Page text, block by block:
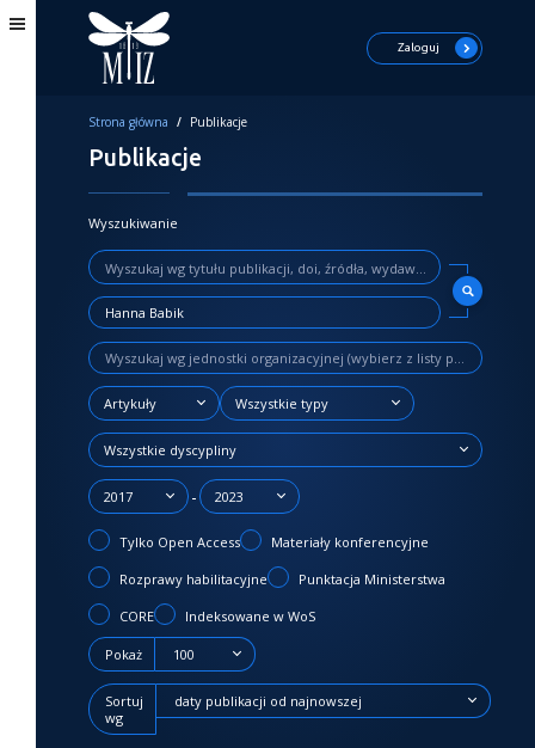
Zaloguj
Strona główna / Publikacje
Publikacje
Wyszukiwanie
Artykuły Wszystkie typy
Wszystkie dyscypliny
2017 - 2023
Tylko Open Access Materiały konferencyjne
Rozprawy habilitacyjne Punktacja Ministerstwa
CORE Indeksowane w WoS
Pokaż 100
Sortuj
wg
daty publikacji od najnowszej